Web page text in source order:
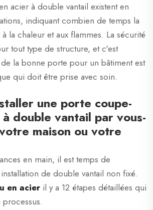
acier à double vantail existent en
indiquant combien de temps la
la chaleur et aux flammes. La sécurité
tout type de structure, et c'est
la bonne porte pour un bâtiment est
qui doit être prise avec soin.
une porte coupe-
double vantail par vous-
maison ou votre
en main, il est temps de
de double vantail non fixé.
en acier il y a 12 étapes détaillées qui